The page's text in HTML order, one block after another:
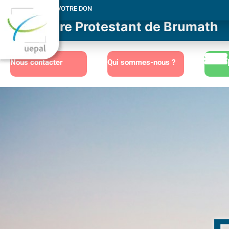
MERCI POUR VOTRE DON
Consistoire Protestant de Brumath
Nous contacter Qui sommes-nous ?